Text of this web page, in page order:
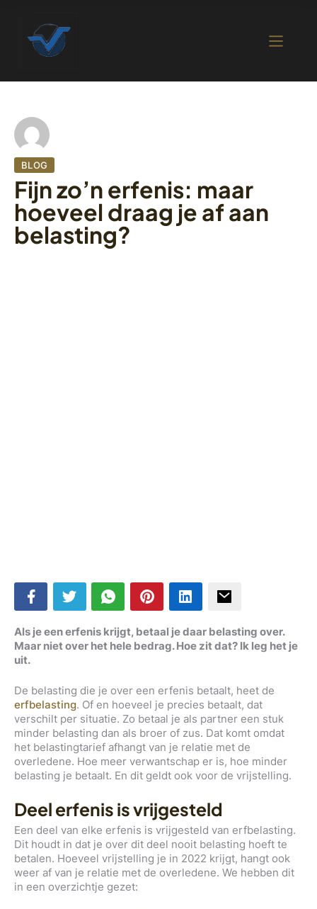
BLOG
Fijn zo’n erfenis: maar
hoeveel draag je af aan
belasting?
Als je een erfenis krijgt, betaal je daar belasting over.
Maar niet over het hele bedrag. Hoe zit dat? Ik leg het je
uit.
De belasting die je over een erfenis betaalt, heet de
erfbelasting. Of en hoeveel je precies betaalt, dat
verschilt per situatie. Zo betaal je als partner een stuk
minder belasting dan als broer of zus. Dat komt omdat
het belastingtarief afhangt van je relatie met de
overledene. Hoe meer verwantschap er is, hoe minder
belasting je betaalt. En dit geldt ook voor de vrijstelling.
Deel erfenis is vrijgesteld
Een deel van elke erfenis is vrijgesteld van erfbelasting.
Dit houdt in dat je over dit deel nooit belasting hoeft te
betalen. Hoeveel vrijstelling je in 2022 krijgt, hangt ook
weer af van je relatie met de overledene. We hebben dit
in een overzichtje gezet: